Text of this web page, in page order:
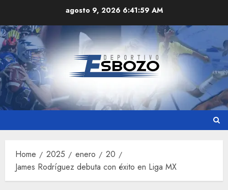
content
agosto 9, 2026 6:42:00 AM
Home 2025 enero
20
James Rodríguez debuta con éxito en Liga MX